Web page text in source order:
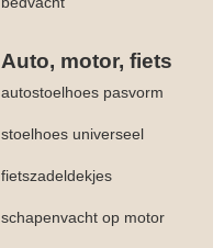
Auto, motor, fiets
autostoelhoes pasvorm
stoelhoes universeel
fietszadeldekjes
schapenvacht op motor